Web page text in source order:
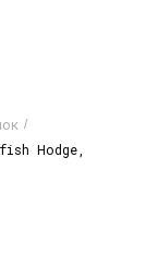
/
Hodge,